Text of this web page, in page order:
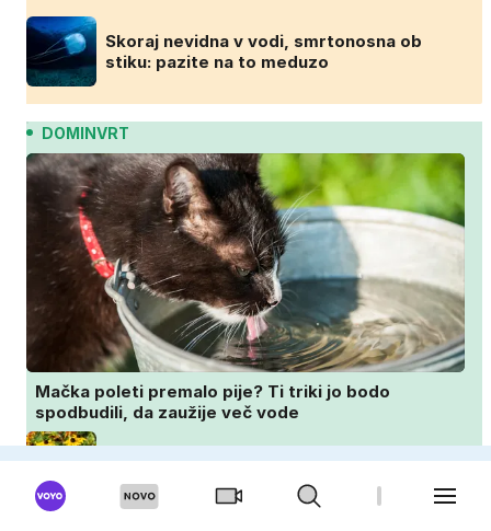
Skoraj nevidna v vodi, smrtonosna ob
stiku: pazite na to meduzo
DOMINVRT
Mačka poleti premalo pije? Ti triki jo bodo
spodbudili, da zaužije več vode
Posadite jih avgusta in cvetele bodo vse